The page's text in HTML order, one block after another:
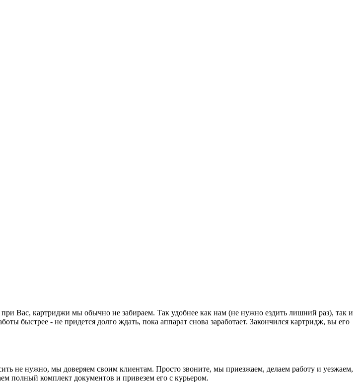
Вас, картриджи мы обычно не забираем. Так удобнее как нам (не нужно ездить лишний раз), так и
быстрее - не придется долго ждать, пока аппарат снова заработает. Закончился картридж, вы его
не нужно, мы доверяем своим клиентам. Просто звоните, мы приезжаем, делаем работу и уезжаем,
полный комплект документов и привезем его с курьером.